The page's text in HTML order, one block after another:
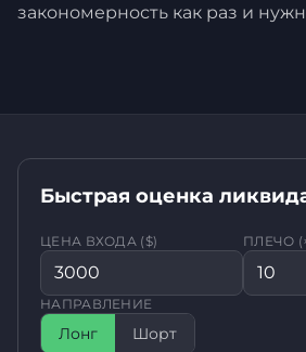
закономерность как раз и
Быстрая оценка
ЦЕНА ВХОДА ($) ПЛЕЧО
НАПРАВЛЕНИЕ
Лонг Шорт